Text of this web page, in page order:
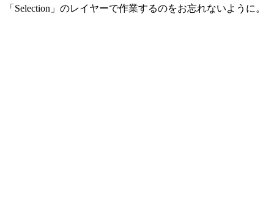
「Selection」のレイヤーで作業するのをお忘れないように。